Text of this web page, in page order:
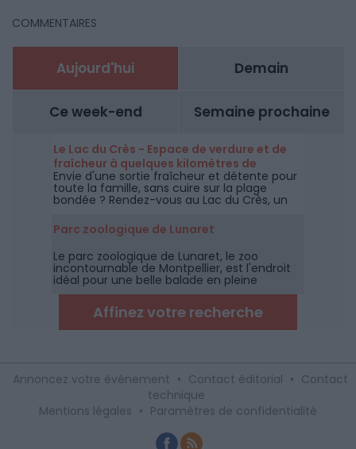
COMMENTAIRES
Aujourd'hui Demain
Ce week-end Semaine prochaine
Le Lac du Crès - Espace de verdure et de
fraîcheur à quelques kilomètres de
Montpellier
Envie d'une sortie fraîcheur et détente pour
toute la famille, sans cuire sur la plage
bondée ? Rendez-vous au Lac du Crès, un
gratuitement à tous et toute l'année à
quelques kilomètres de Montpellier.
Parc zoologique de Lunaret
Le parc zoologique de Lunaret, le zoo
incontournable de Montpellier, est l'endroit
idéal pour une belle balade en pleine
garrigue à la découverte des animaux des
cinq continents.
Affinez votre recherche
Annoncez votre événement • Contact éditorial • Contact
technique
Mentions légales • Paramètres de confidentialité